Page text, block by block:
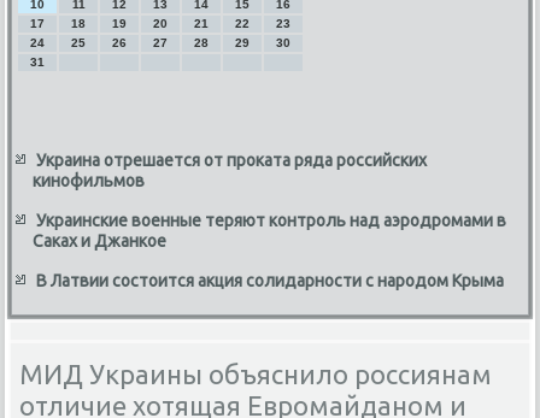
10
11 12 13 14 15
16
17
18 19 20 21 22
23
24
25 26 27 28 29
30
31
Украина отрешается от проката ряда российских
кинофильмов
Украинские военные теряют контроль над аэродромами в
Саках и Джанкое
В Латвии состоится акция солидарности с народом Крыма
МИД Украины объяснило россиянам
отличие хотящая Евромайданом и